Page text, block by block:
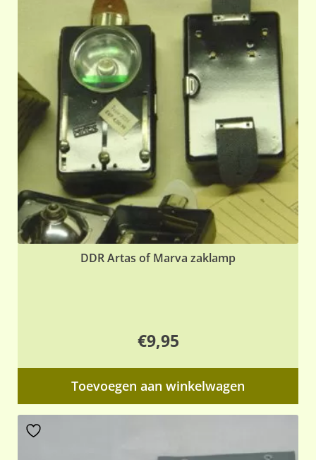
DDR Artas of Marva zaklamp
€9,95
Toevoegen aan winkelwagen